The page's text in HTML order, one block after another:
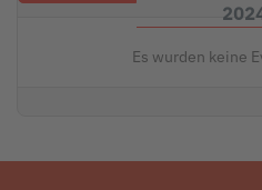
Es wurden keine